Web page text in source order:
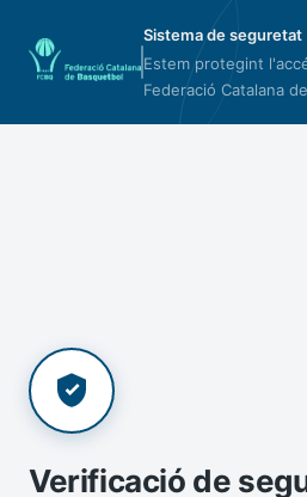
Sistema de seguretat
Estem protegint
Federació Catalana
Verificació de